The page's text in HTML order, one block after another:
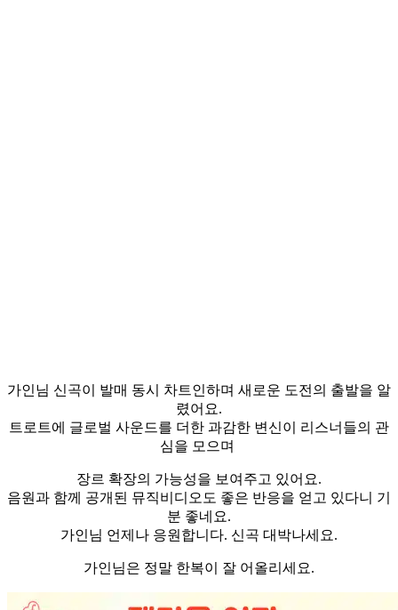
가인님 신곡이 발매 동시 차트인하며 새로운 도전의 출발을 알
렸어요.
트로트에 글로벌 사운드를 더한 과감한 변신이 리스너들의 관
심을 모으며
장르 확장의 가능성을 보여주고 있어요.
음원과 함께 공개된 뮤직비디오도 좋은 반응을 얻고 있다니 기
분 좋네요.
가인님 언제나 응원합니다. 신곡 대박나세요.
가인님은 정말 한복이 잘 어올리세요.